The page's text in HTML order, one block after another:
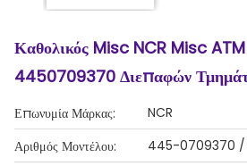
Καθολικός Misc NCR Misc
4450709370 Διεπαφών
Επωνυμία Μάρκας:
NCR
Αριθμός Μοντέλου:
445-0709370